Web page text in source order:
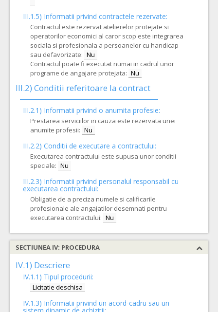
III.1.5) Informatii privind contractele rezervate:
Contractul este rezervat atelierelor protejate si
operatorilor economici al caror scop este integrarea
sociala si profesionala a persoanelor cu handicap
sau defavorizate: Nu
Contractul poate fi executat numai in cadrul unor
programe de angajare protejata: Nu
III.2) Conditii referitoare la contract
III.2.1) Informatii privind o anumita profesie:
Prestarea serviciilor in cauza este rezervata unei
anumite profesii: Nu
III.2.2) Conditii de executare a contractului:
Executarea contractului este supusa unor conditii
speciale: Nu
III.2.3) Informatii privind personalul responsabil cu
executarea contractului:
Obligatie de a preciza numele si calificarile
profesionale ale angajatilor desemnati pentru
executarea contractului: Nu
SECTIUNEA IV: PROCEDURA
IV.1) Descriere
IV.1.1) Tipul procedurii:
Licitatie deschisa
IV.1.3) Informatii privind un acord-cadru sau un